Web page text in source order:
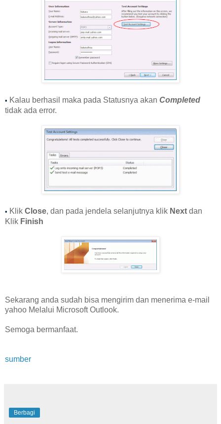
• Kalau berhasil maka pada Statusnya akan Completed
tidak ada error.
• Klik Close, dan pada jendela selanjutnya klik Next dan
Klik Finish
Sekarang anda sudah bisa mengirim dan menerima e-mail
yahoo Melalui Microsoft Outlook.
Semoga bermanfaat.
sumber
Berbagi